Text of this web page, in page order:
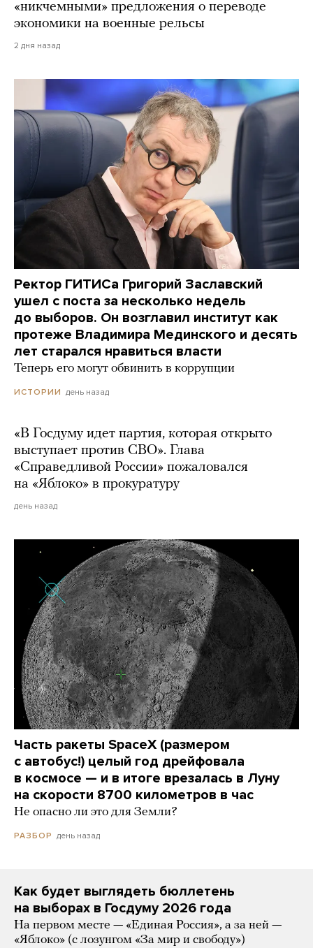
«никчемными» предложения о переводе
экономики на военные рельсы
2 дня назад
Ректор ГИТИСа Григорий Заславский
ушел с поста за несколько недель
до выборов. Он возглавил институт как
протеже Владимира Мединского и десять
лет старался нравиться власти
Теперь его могут обвинить в коррупции
ИСТОРИИ день назад
«В Госдуму идет партия, которая открыто
выступает против СВО». Глава
«Справедливой России» пожаловался
на «Яблоко» в прокуратуру
день назад
Часть ракеты SpaceX (размером
с автобус!) целый год дрейфовала
в космосе — и в итоге врезалась в Луну
на скорости 8700 километров в час
Не опасно ли это для Земли?
РАЗБОР день назад
Как будет выглядеть бюллетень
на выборах в Госдуму 2026 года
На первом месте — «Единая Россия», а за ней —
«Яблоко» (с лозунгом «За мир и свободу»)